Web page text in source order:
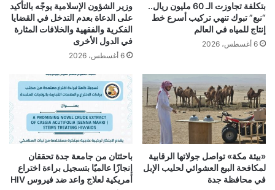
بتكلفة تجاوزت الـ 60 مليون ريال..
“نبع” تبوك تنهي تركيب أسرع خط
إنتاج للمياه في العالم
6 أغسطس، 2026
وزير الشؤون الإسلامية يوجّه بالتأكيد
على الدعاة بعدم التدخل في القضايا
الفكرية والفقهية والخلافات المثارة
في الدول الأخرى
6 أغسطس، 2026
«بيئة مكة» تواصل جولاتها الرقابية
لمكافحة البيع العشوائي لحليب الإبل
في محافظة جدة
باحثتان من جامعة جدة تحققان
إنجازًا عالميًا بتسجيل براءة اختراع
أمريكية لعلاج واعد ضد فيروس HIV